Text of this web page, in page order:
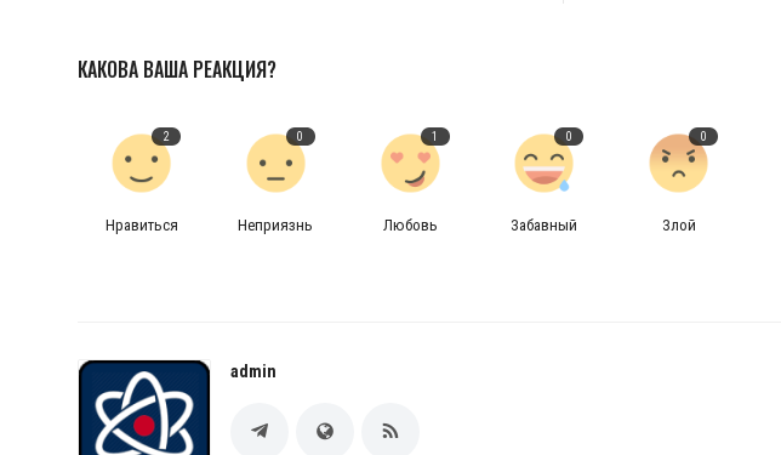
КАКОВА ВАША РЕАКЦИЯ?
2
Нравиться
0
Неприязнь
1
Любовь
0
Забавный
0
Злой
admin